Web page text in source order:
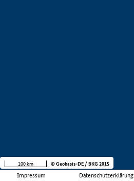
Impressum Datenschutzerklärung
100 km © Geobasis-DE / BKG 2015